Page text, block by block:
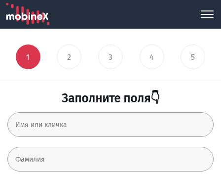
1 2 3 4 5
Заполните поля👇